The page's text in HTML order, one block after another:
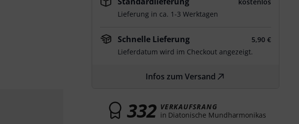
kostenlos
Lieferung in ca. 1-3 Werktagen
Schnelle Lieferung
5,90 €
Lieferdatum wird im Checkout angezeigt.
Infos zum Versand
332 VERKAUFSRANG
in Diatonische Mundharmonikas